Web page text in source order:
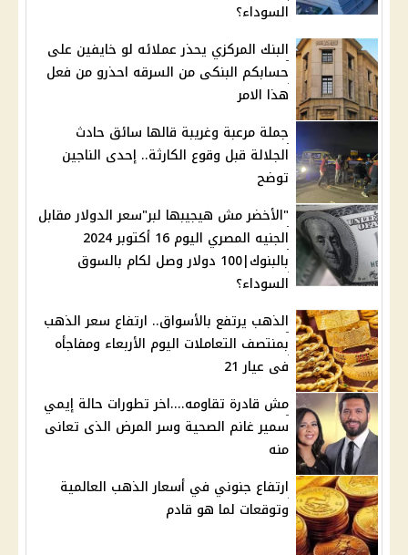
السوداء؟
البنك المركزي يحذر عملائه لو خايفين على
حسابكم البنكى من السرقه احذرو من فعل
هذا الامر
جملة مرعبة وغريبة قالها سائق حادث
الجلالة قبل وقوع الكارثة.. إحدى الناجين
توضح
"الأخضر مش هيجيبها لبر"سعر الدولار مقابل
الجنيه المصري اليوم 16 أكتوبر 2024
بالبنوك|100 دولار وصل لكام بالسوق
السوداء؟
الذهب يرتفع بالأسواق.. ارتفاع سعر الذهب
بمنتصف التعاملات اليوم الأربعاء ومفاجأه
فى عيار 21
مش قادرة تقاومه....اخر تطورات حالة إيمي
سمير غانم الصحية وسر المرض الذى تعانى
منه
ارتفاع جنوني في أسعار الذهب العالمية
وتوقعات لما هو قادم